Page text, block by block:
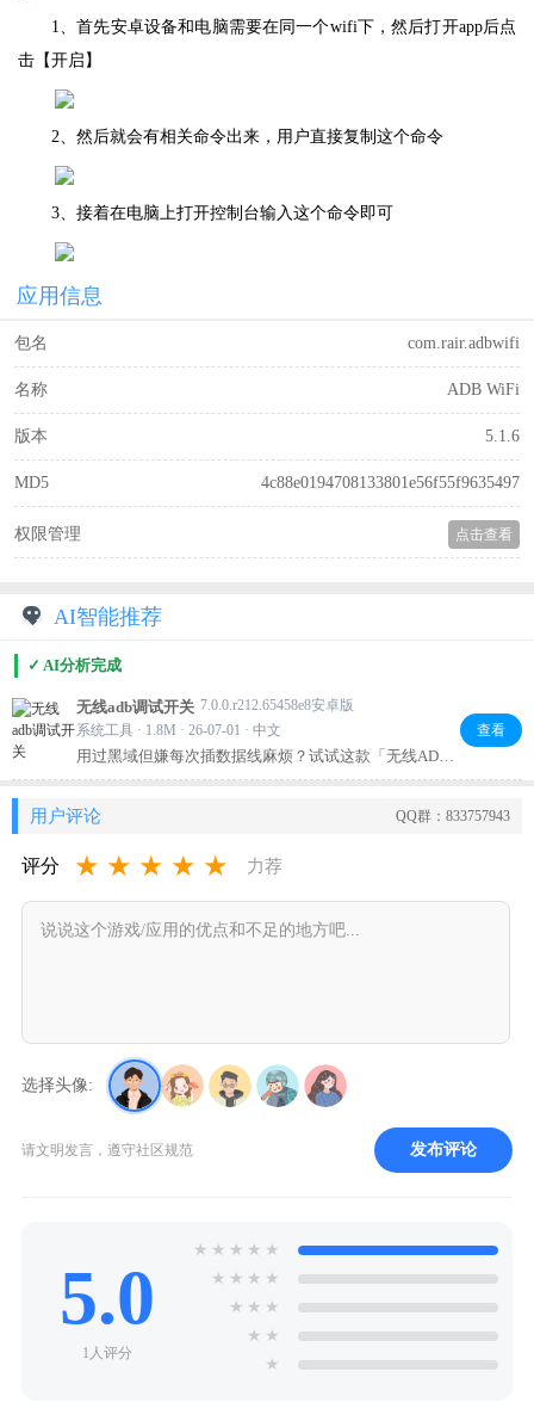
1、首先安卓设备和电脑需要在同一个wifi下，然后打开app后点
击【开启】
2、然后就会有相关命令出来，用户直接复制这个命令
3、接着在电脑上打开控制台输入这个命令即可
应用信息
包名 com.rair.adbwifi
名称 ADB WiFi
版本 5.1.6
MD5 4c88e0194708133801e56f55f9635497
权限管理 点击查看
AI智能推荐
✓ AI分析完成
无线adb调试开关 7.0.0.r212.65458e8安卓版
系统工具 · 1.8M · 26-07-01 · 中文
用过黑域但嫌每次插数据线麻烦？试试这款「无线ADB
调试开关」！极简轻量，一键开启无线调试，省去输命
脱数据线束缚，管理后台、调试设备都爽快多了，开发
查看
用户评论 QQ群：833757943
评分 ★ ★ ★ ★ ★ 力荐
选择头像:
请文明发言，遵守社区规范 发布评论
5.0
1人评分
★ ★ ★ ★ ★
★ ★ ★ ★
★ ★ ★
★ ★
★